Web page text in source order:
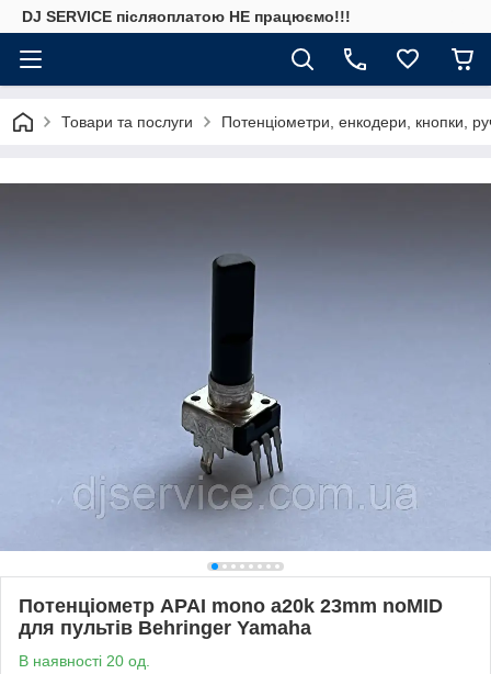
DJ SERVICE пiсляоплатою НЕ працюємо!!!
Товари та послуги Потенціометри, енкодери, кнопки,
Потенціометр APAI mono a20k 23mm noMID
для пультів Behringer Yamaha
В наявності 20 од.